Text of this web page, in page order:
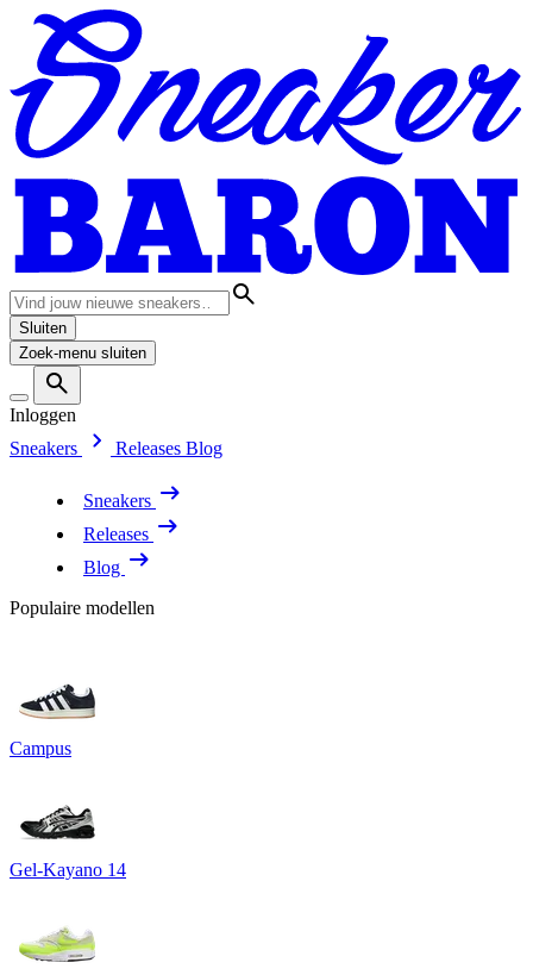
Sluiten
Zoek-menu sluiten
Inloggen
Sneakers
Releases Blog
Sneakers
Releases
Blog
Populaire modellen
Campus
Gel-Kayano 14